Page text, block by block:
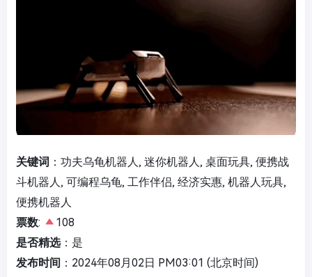
关键词 ：功夫乌龟机器人, 迷你机器人, 桌面玩具, 便携战
斗机器人, 可编程乌龟, 工作伴侣, 经济实惠, 机器人玩具,
便携机器人
票数:
108
是否精选：是
发布时间 ：2024年08月02日 PM03:01 (北京时间)